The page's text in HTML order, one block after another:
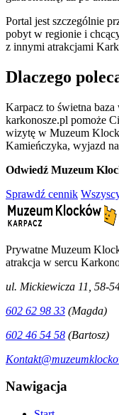
Portal jest szczególnie
pobyt w regionie i
z innymi atrakcjami
Dlaczego
Karpacz to świetna
karkonosze.pl pomoże
wizytę w Muzeum
Kamieńczyka, wyjazd
Odwiedź Muzeum
Sprawdź cennik
Prywatne Muzeum
atrakcja w sercu
ul. Mickiewicza 11, 58-
602 62 98 33 (Magda)
602 46 54 58 (Bartosz)
Nawigacja